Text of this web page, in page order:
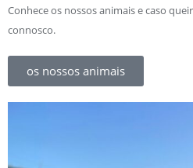
Conhece os nossos animais e caso
connosco.
os nossos animais